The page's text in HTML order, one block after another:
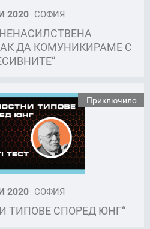
2020 СОФИЯ
ДА КОМУНИКИРАМЕ С
Приключило
2020 СОФИЯ
ТИПОВЕ СПОРЕД ЮНГ“